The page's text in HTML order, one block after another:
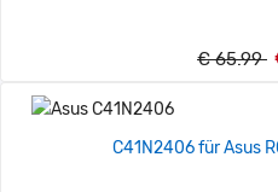
€ 65.99
C41N2406 für Asus